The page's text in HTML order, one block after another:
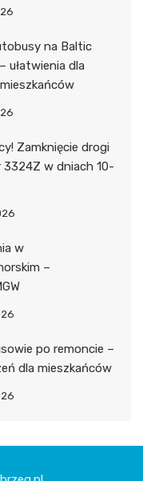
na Baltic
ułatwienia dla
Zamknięcie drogi
w dniach 10-
w
–
po remoncie –
dla mieszkańców